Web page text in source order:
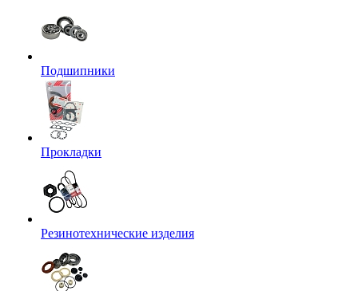
Подшипники
Прокладки
Резинотехнические изделия